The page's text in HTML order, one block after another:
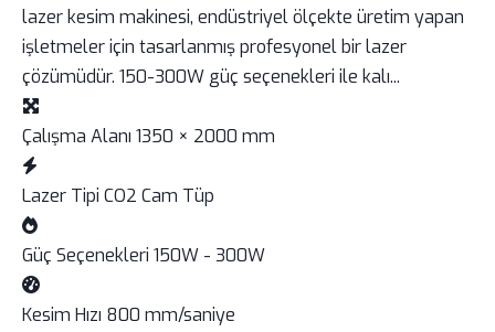
lazer kesim makinesi, endüstriyel ölçekte üretim yapan
işletmeler için tasarlanmış profesyonel bir lazer
çözümüdür. 150-300W güç seçenekleri ile kalı...
Çalışma Alanı 1350 × 2000 mm
Lazer Tipi CO2 Cam Tüp
Güç Seçenekleri 150W - 300W
Kesim Hızı 800 mm/saniye